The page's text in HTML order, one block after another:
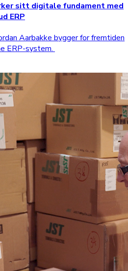
sitt digitale fundament med
ERP
Aarbakke bygger for fremtiden
ERP-system.